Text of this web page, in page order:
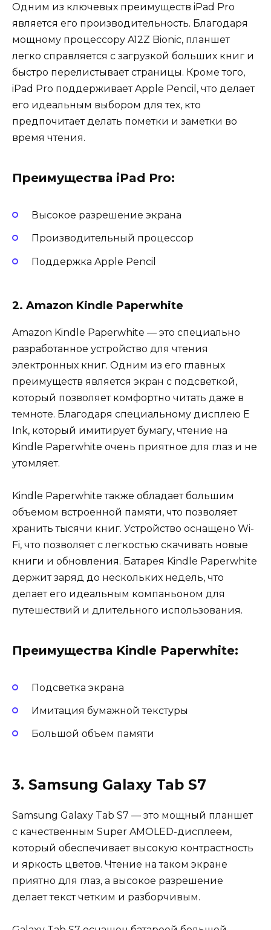
Одним из ключевых преимуществ iPad Pro
является его производительность. Благодаря
мощному процессору A12Z Bionic, планшет
легко справляется с загрузкой больших книг и
быстро перелистывает страницы. Кроме того,
iPad Pro поддерживает Apple Pencil, что делает
его идеальным выбором для тех, кто
предпочитает делать пометки и заметки во
время чтения.
Преимущества iPad Pro:
Высокое разрешение экрана
Производительный процессор
Поддержка Apple Pencil
2. Amazon Kindle Paperwhite
Amazon Kindle Paperwhite — это специально
разработанное устройство для чтения
электронных книг. Одним из его главных
преимуществ является экран с подсветкой,
который позволяет комфортно читать даже в
темноте. Благодаря специальному дисплею E
Ink, который имитирует бумагу, чтение на
Kindle Paperwhite очень приятное для глаз и не
утомляет.
Kindle Paperwhite также обладает большим
объемом встроенной памяти, что позволяет
хранить тысячи книг. Устройство оснащено Wi-
Fi, что позволяет с легкостью скачивать новые
книги и обновления. Батарея Kindle Paperwhite
держит заряд до нескольких недель, что
делает его идеальным компаньоном для
путешествий и длительного использования.
Преимущества Kindle Paperwhite:
Подсветка экрана
Имитация бумажной текстуры
Большой объем памяти
3. Samsung Galaxy Tab S7
Samsung Galaxy Tab S7 — это мощный планшет
с качественным Super AMOLED-дисплеем,
который обеспечивает высокую контрастность
и яркость цветов. Чтение на таком экране
приятно для глаз, а высокое разрешение
делает текст четким и разборчивым.